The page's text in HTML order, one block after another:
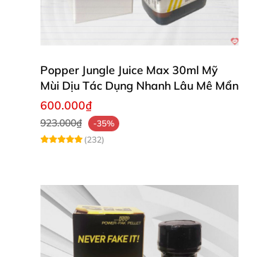
Popper Jungle Juice Max 30ml Mỹ
Mùi Dịu Tác Dụng Nhanh Lâu Mê Mẩn
600.000₫
923.000₫
-35%
(232)